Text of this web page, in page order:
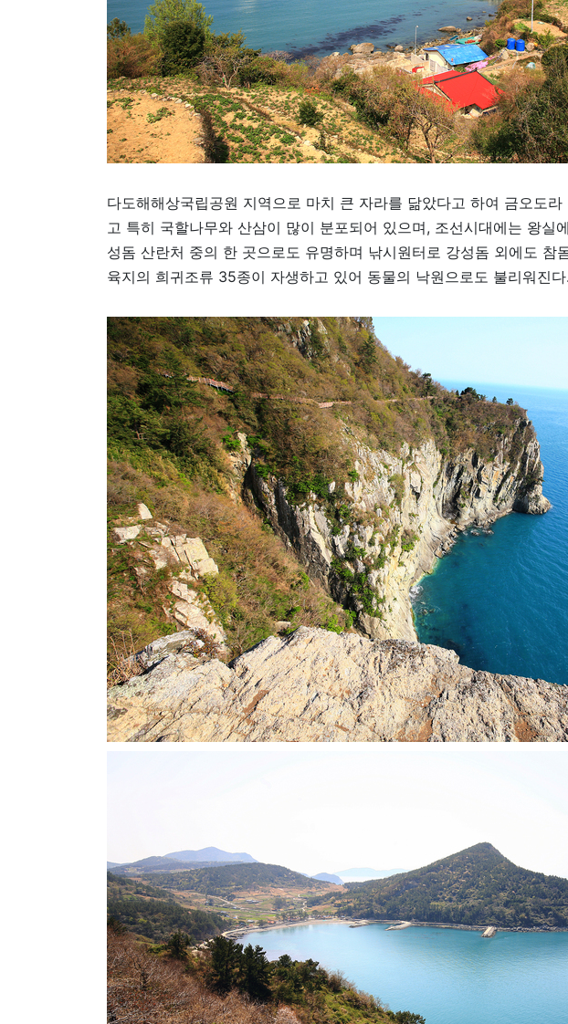
다도해해상국립공원 지역으로 마치 큰 자라를 닮았다고 하여 금오도
고 특히 국할나무와 산삼이 많이 분포되어 있으며, 조선시대에는 왕
성돔 산란처 중의 한 곳으로도 유명하며 낚시원터로 강성돔 외에도
육지의 희귀조류 35종이 자생하고 있어 동물의 낙원으로도 불리워진다.